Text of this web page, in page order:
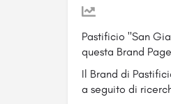
Pastificio "San
questa Brand
Il Brand di
a seguito di